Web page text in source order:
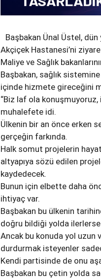
Başbakan Ünal Üstel, dün
Akçiçek Hastanesi’ni
Maliye ve Sağlık
Başbakan, sağlık
içinde hizmete gireceğini
“Biz laf ola konuşmuyoruz,
muhalefete idi.
Ülkenin bir an önce erken
gerçeğin farkında.
Halk somut projelerin
altyapıya sözü edilen
kaydedecek.
Bunun için elbette daha
ihtiyaç var.
Başbakan bu ülkenin
doğru bildiği yolda
Ancak bu konuda yol uzun
durdurmak isteyenler
Kendi partisinde de onu
Başbakan bu çetin yolda